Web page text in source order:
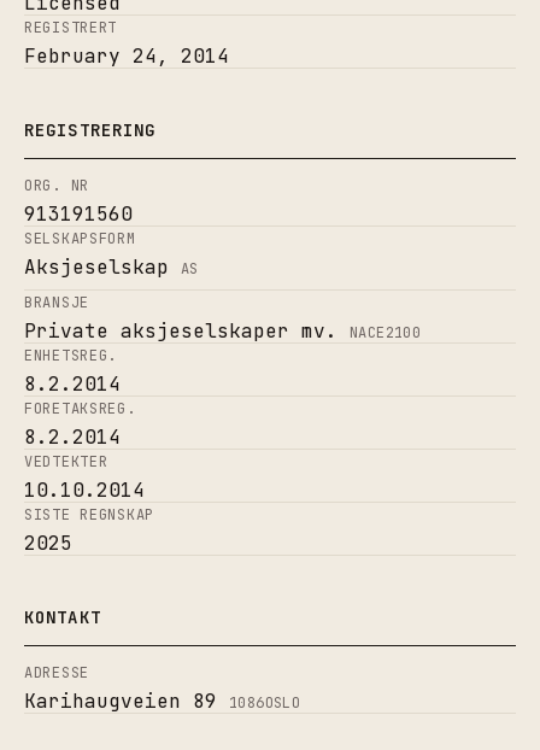
REGISTRERT
February 24, 2014
REGISTRERING
ORG. NR
913191560
SELSKAPSFORM
Aksjeselskap
AS
BRANSJE
Private aksjeselskaper mv. NACE2100
ENHETSREG.
8.2.2014
FORETAKSREG.
8.2.2014
VEDTEKTER
10.10.2014
SISTE REGNSKAP
2025
KONTAKT
ADRESSE
Karihaugveien 89 1086OSLO